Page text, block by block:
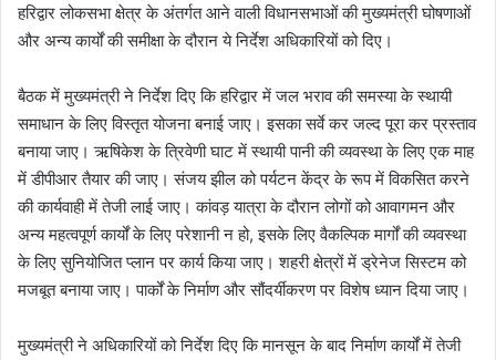
हरिद्वार लोकसभा क्षेत्र के अंतर्गत आने वाली विधानसभाओं की मुख्यमंत्री घोषणाओं
और अन्य कार्यों की समीक्षा के दौरान ये निर्देश अधिकारियों को दिए।
बैठक में मुख्यमंत्री ने निर्देश दिए कि हरिद्वार में जल भराव की समस्या के स्थायी
समाधान के लिए विस्तृत योजना बनाई जाए। इसका सर्वे कर जल्द पूरा कर प्रस्ताव
बनाया जाए। ऋषिकेश के त्रिवेणी घाट में स्थायी पानी की व्यवस्था के लिए एक माह
में डीपीआर तैयार की जाए। संजय झील को पर्यटन केंद्र के रूप में विकसित करने
की कार्यवाही में तेजी लाई जाए। कांवड़ यात्रा के दौरान लोगों को आवागमन और
अन्य महत्वपूर्ण कार्यों के लिए परेशानी न हो, इसके लिए वैकल्पिक मार्गों की व्यवस्था
के लिए सुनियोजित प्लान पर कार्य किया जाए। शहरी क्षेत्रों में ड्रेनेज सिस्टम को
मजबूत बनाया जाए। पार्कों के निर्माण और सौंदर्यीकरण पर विशेष ध्यान दिया जाए।
मुख्यमंत्री ने अधिकारियों को निर्देश दिए कि मानसून के बाद निर्माण कार्यों में तेजी